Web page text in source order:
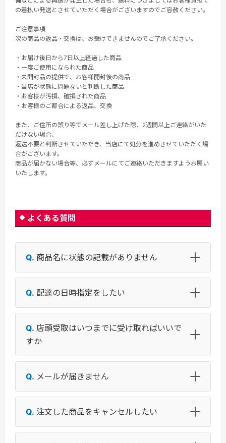
の着払い発送とさせていただく場合がございますのでご容赦ください。
ご注意事項
次の商品の返品・交換は、お受けできませんのでご了承ください。
・お届け後日から7日以上経過した商品
・一度ご使用になられた商品
・未開封品の提供で、お客様開封後の商品
・当店が状態に問題ないと判断した商品
・お客様が汚損、破損された商品
・お客様のご都合による返品、交換
また、ご住所の誤り等でメール差し上げた際、2週間以上ご連絡がいた
だけない場合、
返送不要と判断させていただき、当店にて処分を進めさせていただく場
合がございます。
商品が届かない場合等、必ずメールにてご連絡いただきますようお願い
いたします。
よくある質問
商品名に状態の記載がありません
配達の日時指定をしたい
店頭受取はいつまでに受け取ればいいで
すか
メールが届きません
注文した商品をキャンセルしたい